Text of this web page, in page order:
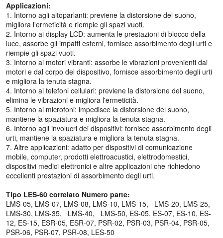
Applicazioni:
1. Intorno agli altoparlanti: previene la distorsione del suono,
migliora l'ermeticità e riempie gli spazi vuoti.
2. Intorno ai display LCD: aumenta le prestazioni di blocco della
luce, assorbe gli impatti esterni, fornisce assorbimento degli urti e
riempie gli spazi vuoti.
3. Intorno ai motori vibranti: assorbe le vibrazioni provenienti dai
motori e dal corpo del dispositivo, fornisce assorbimento degli urti
e migliora la tenuta stagna.
4. Intorno ai telefoni cellulari: previene la distorsione del suono,
elimina le vibrazioni e migliora l'ermeticità.
5. Intorno ai microfoni: impedisce la distorsione del suono,
mantiene la spaziatura e migliora la tenuta stagna.
6. Intorno agli involucri dei dispositivi: fornisce assorbimento degli
urti, mantiene la spaziatura e migliora la tenuta stagna.
7. Altre applicazioni: adatto per dispositivi di comunicazione
mobile, computer, prodotti elettroacustici, elettrodomestici,
dispositivi medici elettronici e altre applicazioni che richiedono
eccellenti prestazioni di assorbimento degli urti.
Tipo LES-60 correlato Numero parte:
LMS-05, LMS-07, LMS-08, LMS-10, LMS-15, LMS-20, LMS-25,
LMS-30, LMS-35, LMS-40, LMS-50, ES-05, ES-07, ES-10, ES-
12, ES-15, ESR-05, ESR-07, PSR-02, PSR-03, PSR-04, PSR-05,
PSR-06, PSR-07, PSR-08, LES-50